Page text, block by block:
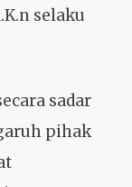
selaku
sadar
pihak